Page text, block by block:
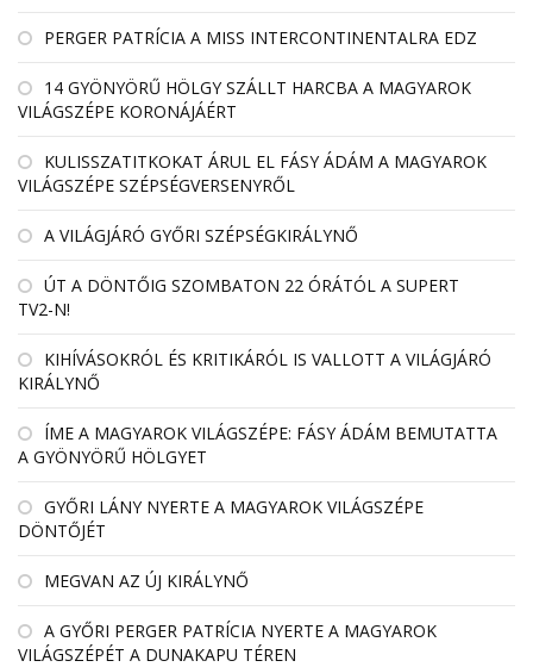
PERGER PATRÍCIA A MISS INTERCONTINENTALRA EDZ
14 GYÖNYÖRŰ HÖLGY SZÁLLT HARCBA A MAGYAROK
VILÁGSZÉPE KORONÁJÁÉRT
KULISSZATITKOKAT ÁRUL EL FÁSY ÁDÁM A MAGYAROK
VILÁGSZÉPE SZÉPSÉGVERSENYRŐL
A VILÁGJÁRÓ GYŐRI SZÉPSÉGKIRÁLYNŐ
ÚT A DÖNTŐIG SZOMBATON 22 ÓRÁTÓL A SUPERT
TV2-N!
KIHÍVÁSOKRÓL ÉS KRITIKÁRÓL IS VALLOTT A VILÁGJÁRÓ
KIRÁLYNŐ
ÍME A MAGYAROK VILÁGSZÉPE: FÁSY ÁDÁM BEMUTATTA
A GYÖNYÖRŰ HÖLGYET
GYŐRI LÁNY NYERTE A MAGYAROK VILÁGSZÉPE
DÖNTŐJÉT
MEGVAN AZ ÚJ KIRÁLYNŐ
A GYŐRI PERGER PATRÍCIA NYERTE A MAGYAROK
VILÁGSZÉPÉT A DUNAKAPU TÉREN